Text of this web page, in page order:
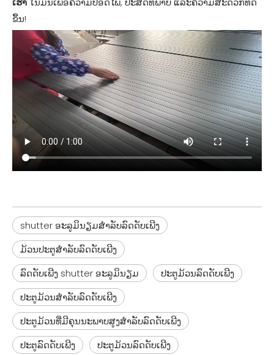
ຂຶ້ນ!
shutter ອະລູມິນຽມສໍາລັບລົດດັບເພີງ
ມ້ວນປະຕູສໍາລັບລົດດັບເພີງ
ລົດດັບເພີງ shutter ອະລູມິນຽມ
ປະຕູມ້ວນລົດດັບເພີງ
ປະຕູມ້ວນສໍາລັບລົດດັບເພີງ
ປະຕູມ້ວນທີ່ມີຄຸນນະພາບສູງສໍາລັບລົດດັບເພີງ
ປະຕູລົດດັບເພີງ
ປະຕູມ້ວນລົດດັບເພີງ